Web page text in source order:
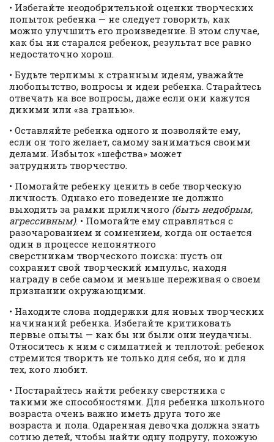
• Избегайте неодобрительной оценки творческих
попыток ребенка — не следует говорить, как
можно улучшить его произведение. В этом случае,
как бы ни старался ребенок, результат все равно
недостаточно хорош.
• Будьте терпимы к странным идеям, уважайте
любопытство, вопросы и идеи ребенка. Старайтесь
отвечать на все вопросы, даже если они кажутся
дикими или «за гранью».
• Оставляйте ребенка одного и позволяйте ему,
если он того желает, самому заниматься своими
делами. Избыток «шефства» может
затруднить творчество.
• Помогайте ребенку ценить в себе творческую
личность. Однако его поведение не должно
выходить за рамки приличного (быть недобрым,
агрессивным). • Помогайте ему справляться с
разочарованием и сомнением, когда он остается
один в процессе непонятного
сверстникам творческого поиска: пусть он
сохранит свой творческий импульс, находя
награду в себе самом и меньше переживая о своем
признании окружающими.
• Находите слова поддержки для новых творческих
начинаний ребенка. Избегайте критиковать
первые опыты — как бы ни были они неудачны.
Относитесь к ним с симпатией и теплотой: ребенок
стремится творить не только для себя, но и для
тех, кого любит.
• Постарайтесь найти ребенку сверстника с
такими же способностями. Для ребенка школьного
возраста очень важно иметь друга того же
возраста и пола. Одаренная девочка должна знать
сотню детей, чтобы найти одну подругу, похожую